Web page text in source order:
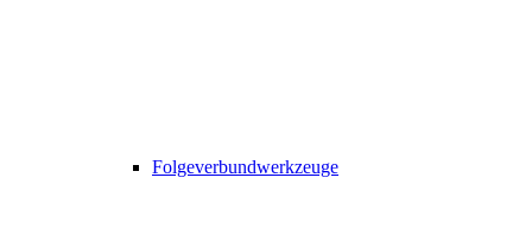
Folgeverbundwerkzeuge